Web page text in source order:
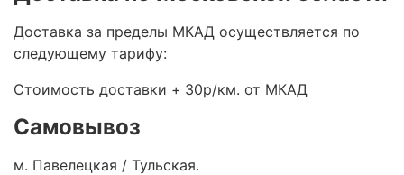
Доставка за пределы МКАД осуществляется по
следующему тарифу:
Стоимость доставки + 30р/км. от МКАД
Самовывоз
м. Павелецкая / Тульская.